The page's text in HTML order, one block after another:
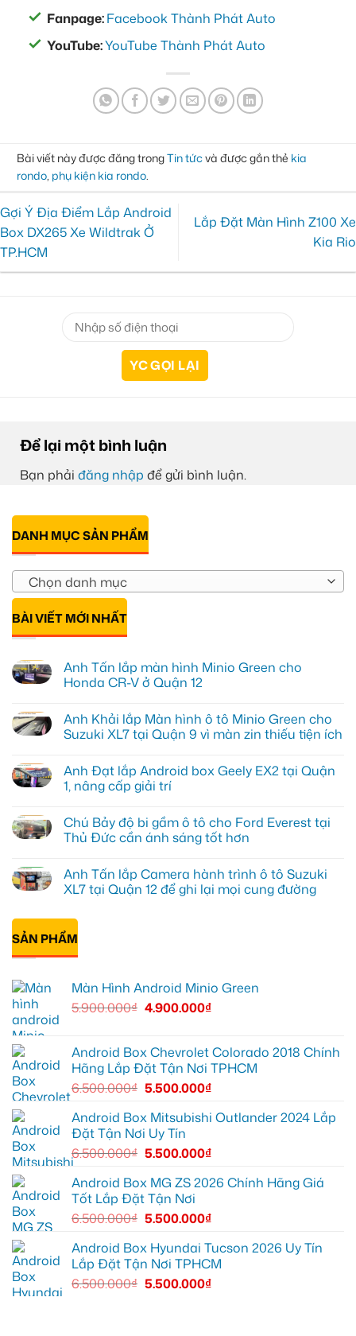
Fanpage:Facebook Thành Phát Auto
YouTube:YouTube Thành Phát Auto
Bài viết này được đăng trongTin tứcvà được gắn thẻ kia
rondo, phụ kiện kia rondo.
Gợi Ý Địa Điểm Lắp Android
Box DX265 Xe Wildtrak Ở
TP.HCM
Lắp Đặt Màn Hình Z100 Xe
Kia Rio
Để lại một bình luận
Bạn phải đăng nhập để gửi bình luận.
DANH MỤC SẢN PHẨM
Chọn danh mục
BÀI VIẾT MỚI NHẤT
Anh Tấn lắp màn hình Minio Green cho
Honda CR-V ở Quận 12
bình
luận
ở
lắp
màn
hình
cho
Honda
CR-
Quận
12
Anh Khải lắp Màn hình ô tô Minio Green cho
Suzuki XL7 tại Quận 9 vì màn zin thiếu tiện ích
bình
luận
ở
lắp
Màn
hình
Minio
Green
cho
Quận
9
vì
thiếu
ích
Anh Đạt lắp Android box Geely EX2 tại Quận
1, nâng cấp giải trí
bình
luận
ở
lắp
Android
box
Quận
1,
nâng
Chú Bảy độ bi gầm ô tô cho Ford Everest tại
Thủ Đức cần ánh sáng tốt hơn
bình
luận
ở
bi
gầm
ô
Ford
Everest
tại
ánh
sáng
tốt
hơn
Anh Tấn lắp Camera hành trình ô tô Suzuki
XL7 tại Quận 12 để ghi lại mọi cung đường
có
bình
luận
ở
Anh
Camera
trình
XL7
tại
Quận
để
ghi
mọi
cung
đường
SẢN PHẨM
Màn Hình Android Minio Green
5.900.000₫ 4.900.000₫
Android Box Chevrolet Colorado 2018 Chính
Hãng Lắp Đặt Tận Nơi TPHCM
6.500.000₫ 5.500.000₫
Android Box Mitsubishi Outlander 2024 Lắp
Đặt Tận Nơi Uy Tín
6.500.000₫ 5.500.000₫
Android Box MG ZS 2026 Chính Hãng Giá
Tốt Lắp Đặt Tận Nơi
6.500.000₫ 5.500.000₫
Android Box Hyundai Tucson 2026 Uy Tín
Lắp Đặt Tận Nơi TPHCM
6.500.000₫ 5.500.000₫